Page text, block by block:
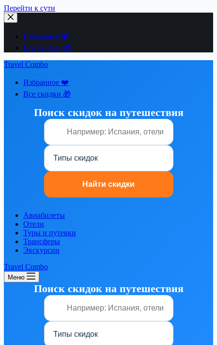
Перейти к сути
Избранное ❤️
Все скидки 🎁
Travel Combo
Избранное ❤️
Все скидки 🎁
Поиск скидок на путешествия
Авиабилеты
Отели
Туры и путевки
Трансферы
Экскурсии
Travel Combo
Меню
Поиск скидок на путешествия